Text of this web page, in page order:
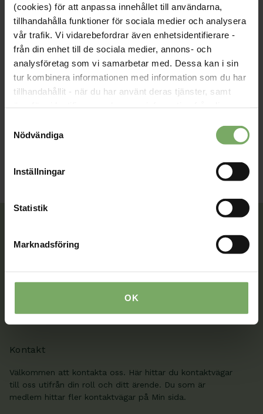
(cookies) för att anpassa innehållet till användarna,
tillhandahålla funktioner för sociala medier och analysera
vår trafik. Vi vidarebefordrar även enhetsidentifierare -
från din enhet till de sociala medier, annons- och
analysföretag som vi samarbetar med. Dessa kan i sin
tur kombinera informationen med information som du har
tillhandahållit - när du har använt deras tjänster, samt
området. Du godkänner våra cookies vid fortsatt
Nödvändiga
Inställningar
Statistik
Marknadsföring
OK
Att det är tydligt för en vilket mandat man har och vad man
har att luta sig mot som skyddsombud eller
arbetsplatsombud.
Intressanta föreläsningar i anslutning till möten.
/Styrelsen Fysioterapeuterna Hallan
Möte för förtroendevalda
Tillsammans rör vi oss framåt. Du är en viktig del
Kontakt
Välkommen att kontakta oss. Här hittar du kontaktvägar
till oss utifrån din roll och ditt ärende. Du som är
medlem hittar fler kontaktvägar på Min sida.